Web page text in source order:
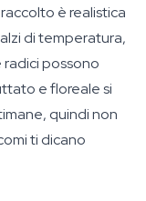
è realistica
di temperatura,
possono
e floreale si
quindi non
ti dicano